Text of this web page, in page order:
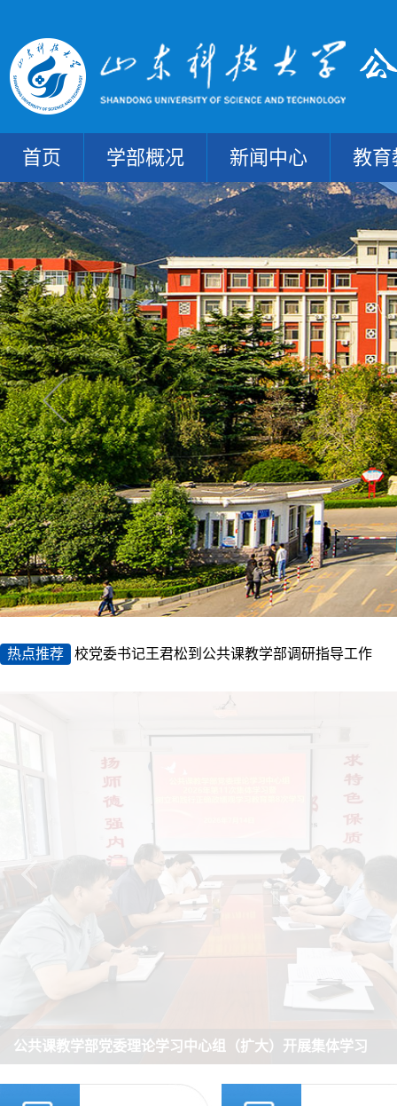
首页 学部概况 新闻中心 教育
热点推荐 校党委书记王君松到公共课教学部调研指导工作
公共课教学部党委理论学习中心组（扩大）开展集体学习